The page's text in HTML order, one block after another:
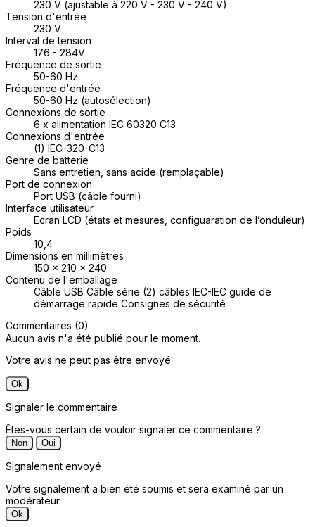
230 V (ajustable à 220 V - 230 V - 240 V)
Tension d'entrée
230 V
Interval de tension
176 - 284V
Fréquence de sortie
50-60 Hz
Fréquence d'entrée
50-60 Hz (autosélection)
Connexions de sortie
6 x alimentation IEC 60320 C13
Connexions d'entrée
(1) IEC-320-C13
Genre de batterie
Sans entretien, sans acide (remplaçable)
Port de connexion
Port USB (câble fourni)
Interface utilisateur
Ecran LCD (états et mesures, configuaration de l’onduleur)
Poids
10,4
Dimensions en millimètres
150 x 210 x 240
Contenu de l'emballage
Câble USB Câble série (2) câbles IEC-IEC guide de
démarrage rapide Consignes de sécurité
Commentaires (0)
Aucun avis n'a été publié pour le moment.
Votre avis ne peut pas être envoyé
Ok
Signaler le commentaire
Êtes-vous certain de vouloir signaler ce commentaire ?
Non Oui
Signalement envoyé
Votre signalement a bien été soumis et sera examiné par un
modérateur.
Ok